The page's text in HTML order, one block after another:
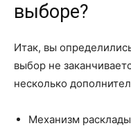
выборе?
Итак, вы
выбор не
несколько
Механизм